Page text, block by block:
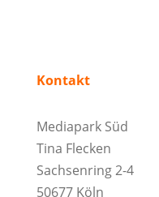
Kontakt
Mediapark Süd
Tina Flecken
Sachsenring 2-4
50677 Köln